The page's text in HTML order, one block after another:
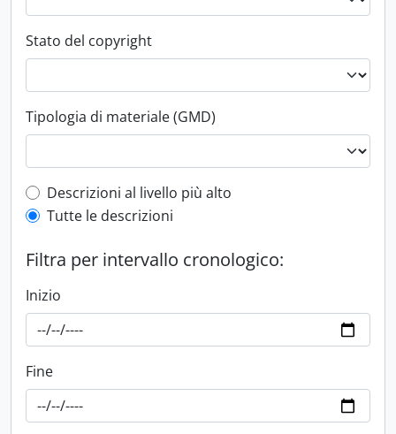
Stato del copyright
Tipologia di materiale (GMD)
Top-level description filter
Descrizioni al livello più alto
Tutte le descrizioni
Filtra per intervallo cronologico:
Inizio
Fine